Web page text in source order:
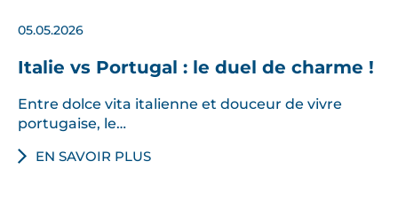
05.05.2026
Italie vs Portugal : le duel de charme !
Entre dolce vita italienne et douceur de vivre
portugaise, le…
EN SAVOIR PLUS